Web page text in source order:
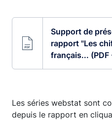
Support de
rapport "Les
français... (PDF
Les séries webstat sont
depuis le rapport en